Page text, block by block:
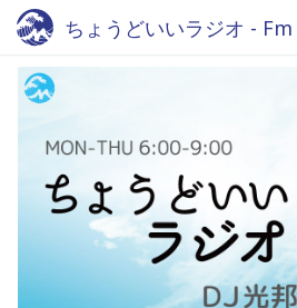
ちょうどいいラジオ -